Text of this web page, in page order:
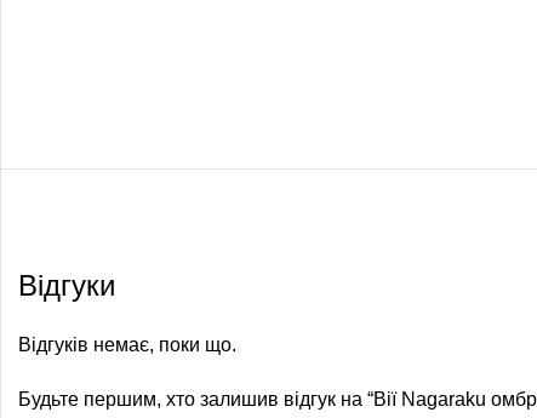
Відгуки
Відгуків немає, поки що.
Будьте першим, хто залишив відгук на “Вії